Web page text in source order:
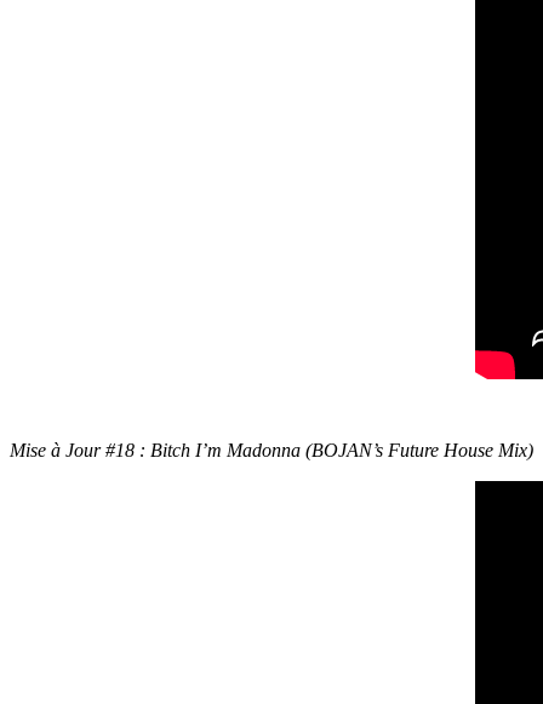
Mise à Jour #18 : Bitch I’m Madonna (BOJAN’s Future House Mix)